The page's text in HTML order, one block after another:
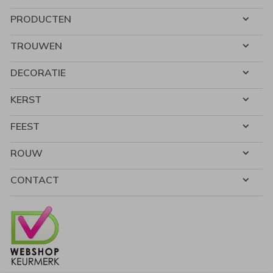
PRODUCTEN
TROUWEN
DECORATIE
KERST
FEEST
ROUW
CONTACT